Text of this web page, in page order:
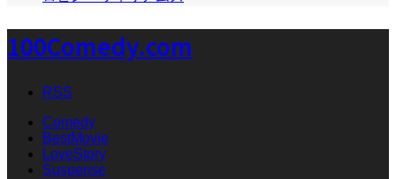
100Comedy.com
RSS
Comedy
BestMovie
LoveStory
Suspense